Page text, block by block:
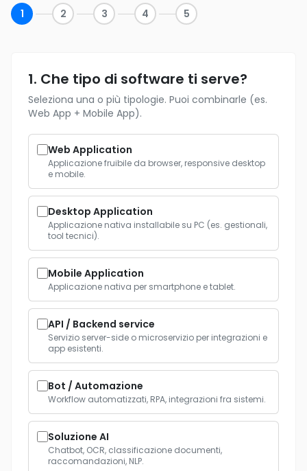
1 2 3 4 5
1. Che tipo di software ti serve?
Seleziona una o più tipologie. Puoi combinarle (es.
Web App + Mobile App).
Web Application
Applicazione fruibile da browser, responsive desktop
e mobile.
Desktop Application
Applicazione nativa installabile su PC (es. gestionali,
tool tecnici).
Mobile Application
Applicazione nativa per smartphone e tablet.
API / Backend service
Servizio server-side o microservizio per integrazioni e
app esistenti.
Bot / Automazione
Workflow automatizzati, RPA, integrazioni fra sistemi.
Soluzione AI
Chatbot, OCR, classificazione documenti,
raccomandazioni, NLP.